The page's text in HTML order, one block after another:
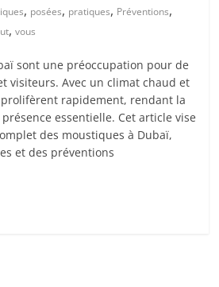
, posées, pratiques, Préventions,
,vous
sont une préoccupation pour de
visiteurs. Avec un climat chaud et
rapidement, rendant la
essentielle. Cet article vise
des moustiques à Dubaï,
et des préventions